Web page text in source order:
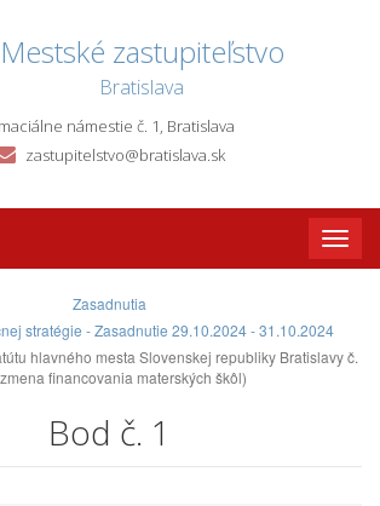
Mestské zastupiteľstvo
Bratislava
námestie č. 1, Bratislava
zastupitelstvo@bratislava.sk
Toggle
Zasadnutia
stratégie - Zasadnutie 29.10.2024 - 31.10.2024
hlavného mesta Slovenskej republiky Bratislavy č.
financovania materských škôl)
Bod č. 1